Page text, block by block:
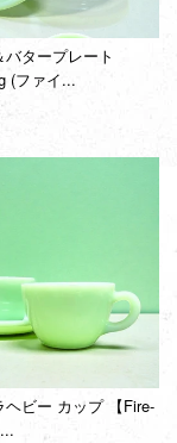
タープレート
(ファイ...
ヘビー カップ 【Fire-